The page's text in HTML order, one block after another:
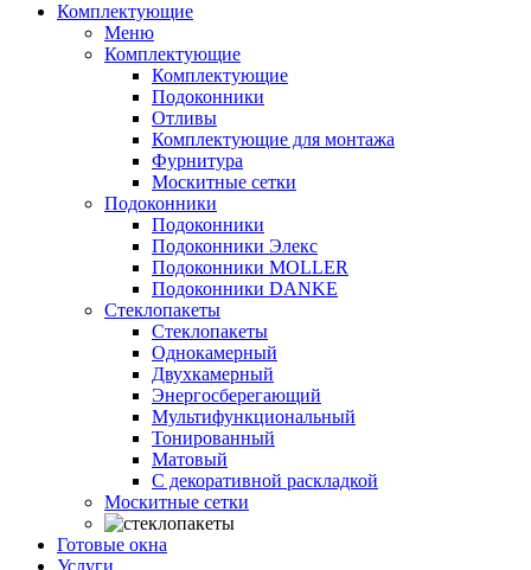
Комплектующие
Меню
Комплектующие
Комплектующие
Подоконники
Отливы
Комплектующие для монтажа
Фурнитура
Москитные сетки
Подоконники
Подоконники
Подоконники Элекс
Подоконники MOLLER
Подоконники DANKE
Стеклопакеты
Стеклопакеты
Однокамерный
Двухкамерный
Энергосберегающий
Мультифункциональный
Тонированный
Матовый
С декоративной раскладкой
Москитные сетки
Готовые окна
Услуги